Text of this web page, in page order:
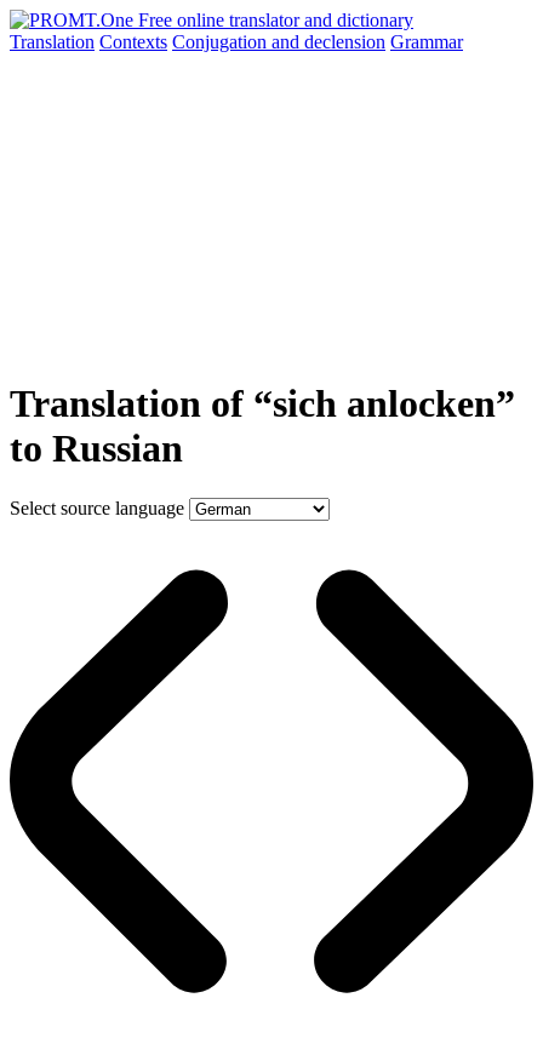
Translation Contexts Conjugation and declension Grammar
Translation of “sich anlocken”
to Russian
Select source language